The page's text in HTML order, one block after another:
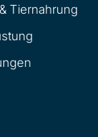
Tiernahrung